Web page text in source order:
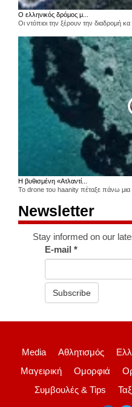
Ο ελληνικός δρόμος μ...
Οι ντόπιοι την ξέρουν την διαδρομή κα
Η βυθισμένη «Ατλαντί...
Το drone του haanity πέταξε πάνω μια
Newsletter
Stay informed on our
E-mail*
Subscribe
Media Αθλητισμός
Μαγειρική
Ομορφιά
Συμβουλές & Tips